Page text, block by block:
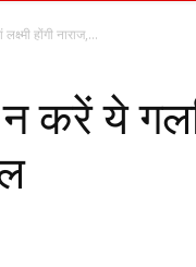
होंगी नाराज,...
ये